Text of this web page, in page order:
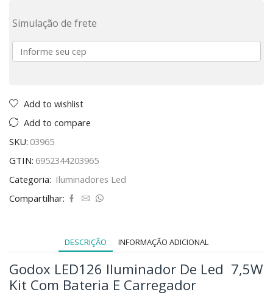
Simulação de frete
Add to wishlist
Add to compare
SKU: 03965
GTIN: 6952344203965
Categoria: Iluminadores Led
Compartilhar:
DESCRIÇÃO INFORMAÇÃO ADICIONAL
Godox LED126 Iluminador De Led 7,5W
Kit Com Bateria E Carregador